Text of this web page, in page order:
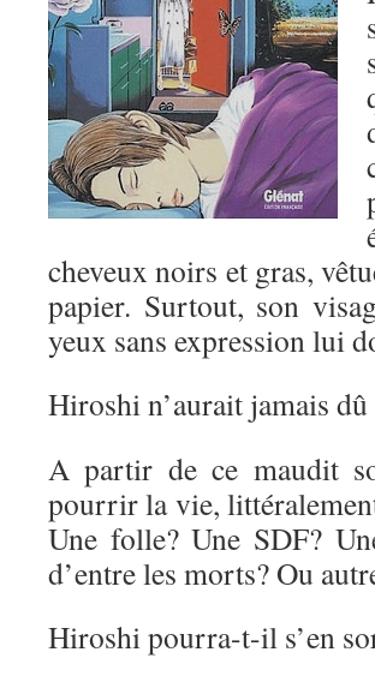
cheveux noirs et gras,
papier. Surtout, son
yeux sans expression lui
Hiroshi n’aurait jamais
A partir de ce maudit
pourrir la vie,
Une folle? Une SDF?
d’entre les morts? Ou
Hiroshi pourra-t-il s’en